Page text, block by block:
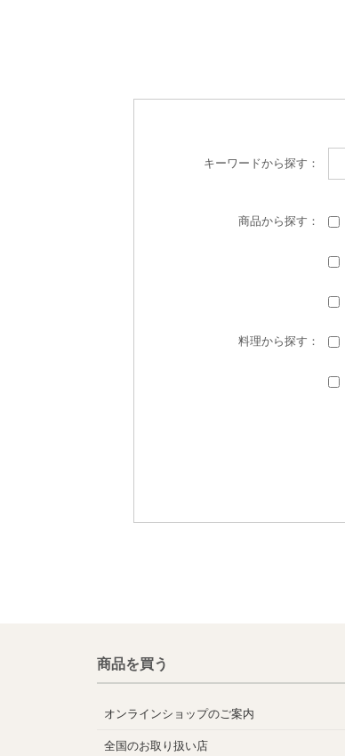
キーワードから探す：
商品から探す：
料理から探す：
商品を買う
オンラインショップのご案内
全国のお取り扱い店